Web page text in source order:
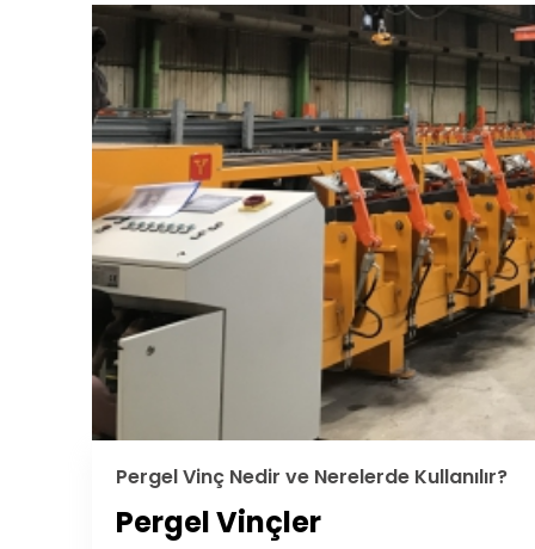
Pergel Vinç Nedir ve Nerelerde Kullanılır?
Pergel Vinçler